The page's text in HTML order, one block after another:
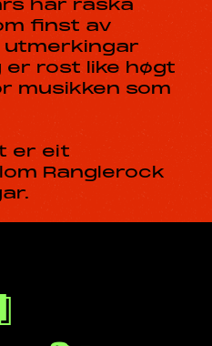
har raska
finst av
utmerkingar
er rost like høgt
musikken som
er eit
Ranglerock